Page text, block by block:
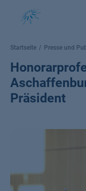
Startseite Presse und
Präsident